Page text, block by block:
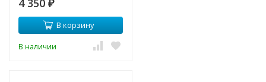
₽
В корзину
В наличии